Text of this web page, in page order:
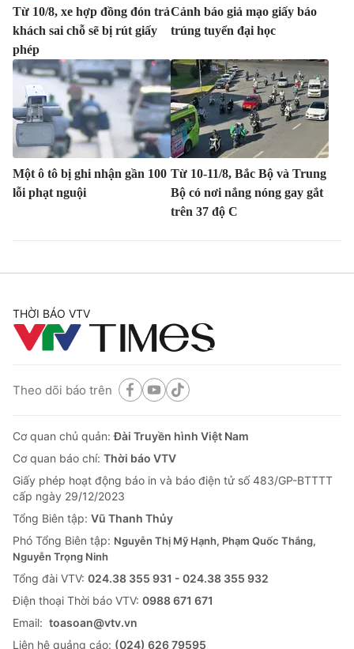
Từ 10/8, xe hợp đồng đón trả
khách sai chỗ sẽ bị rút giấy
phép
Cảnh báo giả mạo giấy báo
trúng tuyển đại học
Một ô tô bị ghi nhận gần 100
lỗi phạt nguội
Từ 10-11/8, Bắc Bộ và Trung
Bộ có nơi nắng nóng gay gắt
trên 37 độ C
THỜI BÁO VTV
Theo dõi báo trên
Cơ quan chủ quản:Đài Truyền hình Việt Nam
Cơ quan báo chí: Thời báo VTV
Giấy phép hoạt động báo in và báo điện tử số 483/GP-BTTTT
cấp ngày 29/12/2023
Tổng Biên tập: Vũ Thanh Thủy
Phó Tổng Biên tập: Nguyễn Thị Mỹ Hạnh, Phạm Quốc Thắng,
Nguyễn Trọng Ninh
Tổng đài VTV: 024.38 355 931 - 024.38 355 932
Ðiện thoại Thời báo VTV: 0988 671 671
Email: toasoan@vtv.vn
Liên hệ quảng cáo: (024) 626 79595